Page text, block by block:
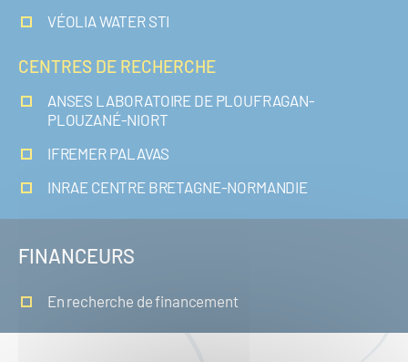
VÉOLIA WATER STI
CENTRES DE RECHERCHE
ANSES LABORATOIRE DE PLOUFRAGAN-
PLOUZANÉ-NIORT
IFREMER PALAVAS
INRAE CENTRE BRETAGNE-NORMANDIE
FINANCEURS
En recherche de financement